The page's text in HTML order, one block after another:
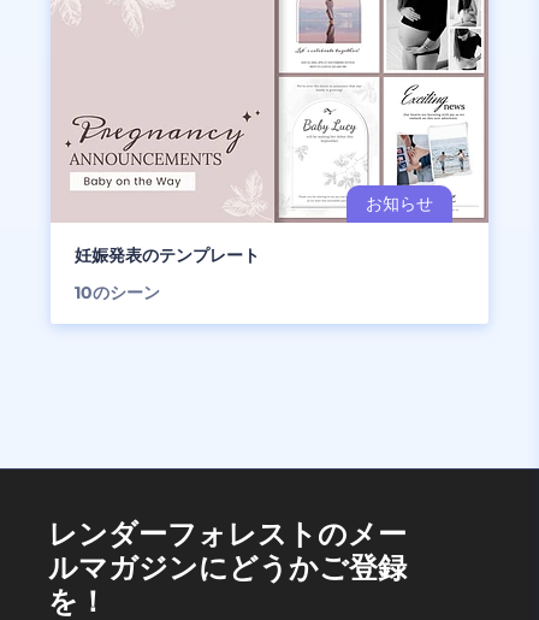
妊娠発表のテンプレート
10のシーン
レンダーフォレストのメー
ルマガジンにどうかご登録
を！